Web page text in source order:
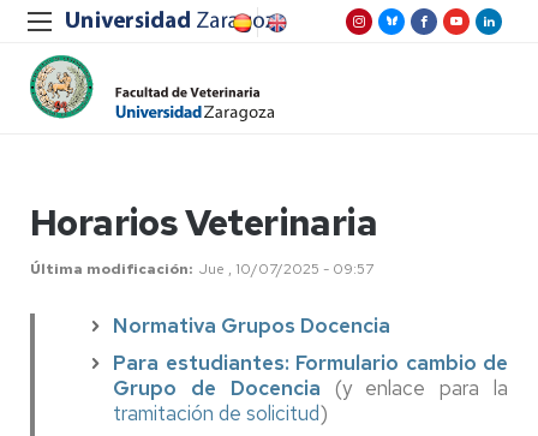
Horarios Veterinaria
Última modificación Jue , 10/07/2025 - 09:57
Normativa Grupos Docencia
Para estudiantes: Formulario cambio de
Grupo de Docencia (y enlace para la
tramitación de solicitud)